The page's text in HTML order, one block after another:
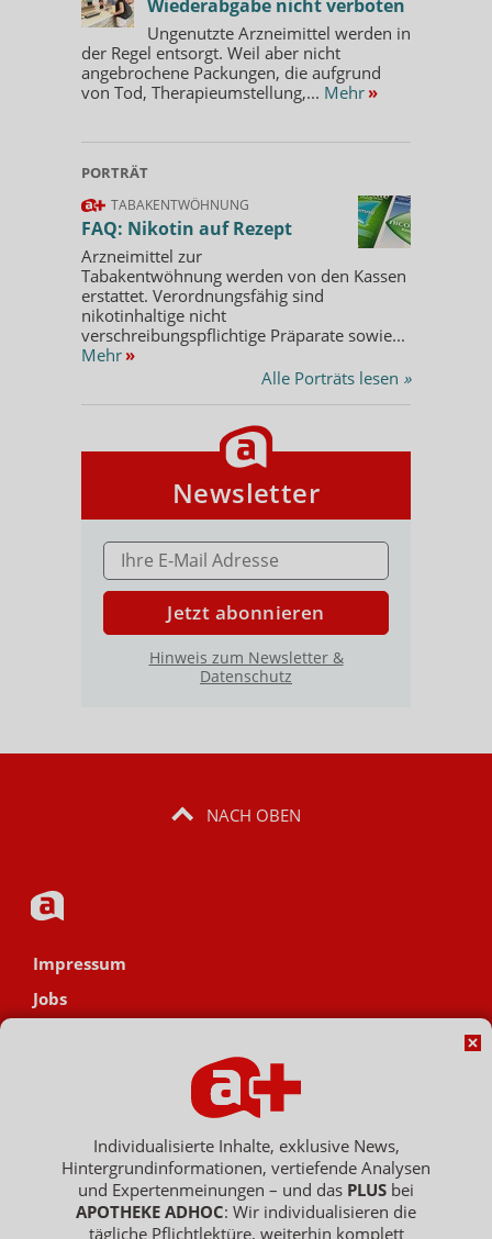
Wiederabgabe nicht verboten
Ungenutzte Arzneimittel werden in
der Regel entsorgt. Weil aber nicht
angebrochene Packungen, die aufgrund
von Tod, Therapieumstellung,... Mehr »
PORTRÄT
TABAKENTWÖHNUNG
FAQ: Nikotin auf Rezept
Arzneimittel zur
Tabakentwöhnung werden von den Kassen
erstattet. Verordnungsfähig sind
nikotinhaltige nicht
verschreibungspflichtige Präparate sowie...
Mehr »
Alle Porträts lesen »
Newsletter
E-MAIL ADRESSE
Jetzt abonnieren
Hinweis zum Newsletter &
Datenschutz
NACH OBEN
Impressum
Jobs
Hinweisgebersystem
Vertrag widerrufen
Individualisierte Inhalte, exklusive News,
Hintergrundinformationen, vertiefende Analysen
und Expertenmeinungen – und das PLUS bei
APOTHEKE ADHOC: Wir individualisieren die
tägliche Pflichtlektüre, weiterhin komplett